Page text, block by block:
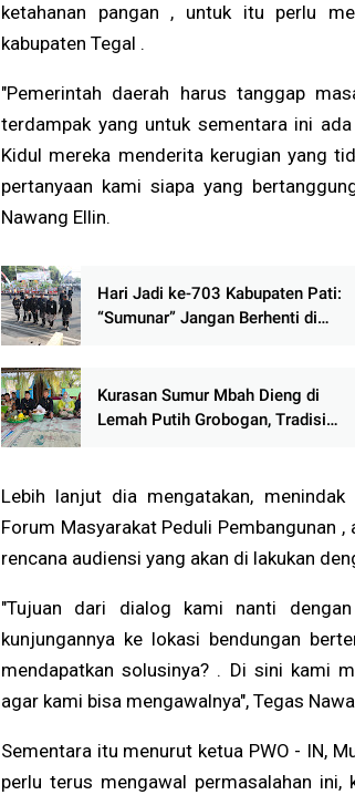
ketahanan pangan , untuk itu perlu
kabupaten Tegal .
"Pemerintah daerah harus tanggap
terdampak yang untuk sementara ini
Kidul mereka menderita kerugian yang
pertanyaan kami siapa yang
Nawang Ellin.
Hari Jadi ke-703 Kabupaten Pati:
“Sumunar” Jangan Berhenti di
Kurasan Sumur Mbah Dieng di
Lemah Putih Grobogan, Tradisi
Lebih lanjut dia mengatakan,
Forum Masyarakat Peduli Pembangunan
rencana audiensi yang akan di lakukan
"Tujuan dari dialog kami nanti
kunjungannya ke lokasi bendungan
mendapatkan solusinya? . Di sini kami
agar kami bisa mengawalnya", Tegas
Sementara itu menurut ketua PWO - IN,
perlu terus mengawal permasalahan ini,